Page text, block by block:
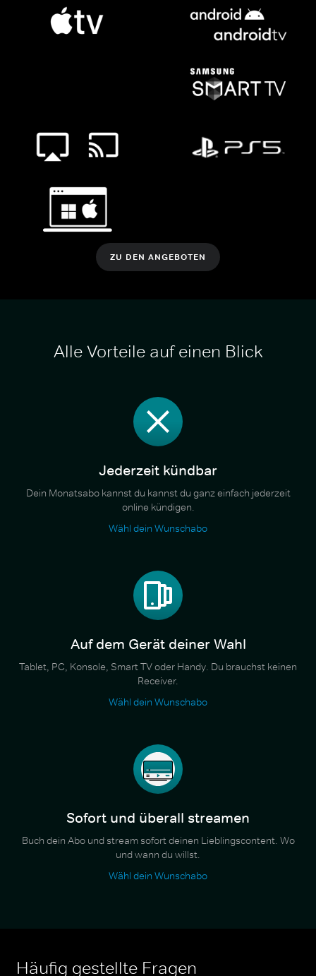
ZU DEN ANGEBOTEN
Alle Vorteile auf einen Blick
Jederzeit kündbar
Dein Monatsabo kannst du kannst du ganz einfach jederzeit
online kündigen.
Wähl dein Wunschabo
Auf dem Gerät deiner Wahl
Tablet, PC, Konsole, Smart TV oder Handy. Du brauchst keinen
Receiver.
Wähl dein Wunschabo
Sofort und überall streamen
Buch dein Abo und stream sofort deinen Lieblingscontent. Wo
und wann du willst.
Wähl dein Wunschabo
Häufig gestellte Fragen